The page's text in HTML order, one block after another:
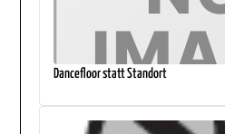
Dancefloor statt Standort